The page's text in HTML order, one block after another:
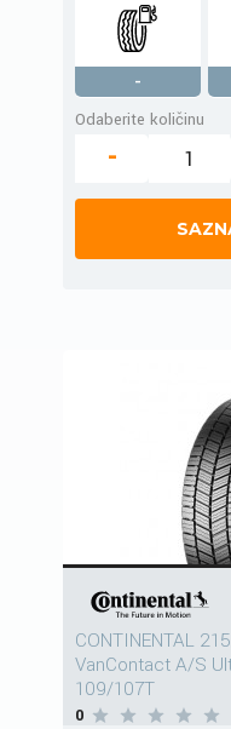
-
Odaberite količinu
-
CONTINENTAL
VanContact A/S
109/107T
0